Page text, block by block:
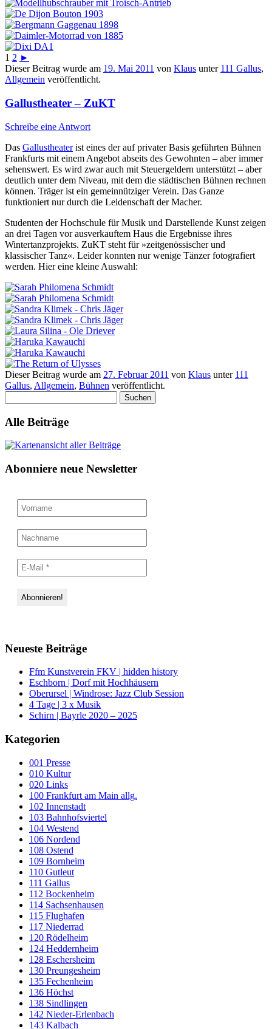
1 2 ►
Dieser Beitrag wurde am 19. Mai 2011 von Klaus unter 111 Gallus,
Allgemein veröffentlicht.
Gallustheater – ZuKT
Schreibe eine Antwort
Das Gallustheaterist eines der auf privater Basis geführten Bühnen
Frankfurts mit einem Angebot abseits des Gewohnten – aber immer
sehenswert. Es wird zwar auch mit Steuergeldern unterstützt – aber
deutlich unter dem Niveau, mit dem die städtischen Bühnen rechnen
können. Träger ist ein gemeinnütziger Verein. Das Ganze
funktioniert nur durch die Leidenschaft der Macher.
Studenten der Hochschule für Musik und Darstellende Kunst zeigen
an drei Tagen vor ausverkauftem Haus die Ergebnisse ihres
Wintertanzprojekts. ZuKT steht für »zeitgenössischer und
klassischer Tanz«. Leider konnten nur wenige Tänzer fotografiert
werden. Hier eine kleine Auswahl:
Dieser Beitrag wurde am 27. Februar 2011 von Klaus unter 111
Gallus, Allgemein, Bühnen veröffentlicht.
nach:
Alle Beiträge
Abonniere neue Newsletter
Neueste Beiträge
Ffm Kunstverein FKV | hidden history
Eschborn | Dorf mit Hochhäusern
Oberursel | Windrose: Jazz Club Session
4 Tage | 3 x Musik
Schirn | Bayrle 2020 – 2025
Kategorien
001 Presse
010 Kultur
020 Links
100 Frankfurt am Main allg.
102 Innenstadt
103 Bahnhofsviertel
104 Westend
106 Nordend
108 Ostend
109 Bornheim
110 Gutleut
111 Gallus
112 Bockenheim
114 Sachsenhausen
115 Flughafen
117 Niederrad
120 Rödelheim
124 Heddernheim
128 Eschersheim
130 Preungesheim
135 Fechenheim
136 Höchst
138 Sindlingen
142 Nieder-Erlenbach
143 Kalbach